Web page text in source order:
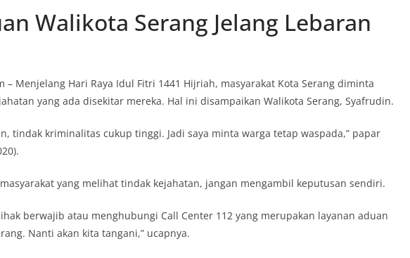
Walikota Serang Jelang Lebaran
– Menjelang Hari Raya Idul Fitri 1441 Hijriah, masyarakat Kota Serang diminta
yang ada disekitar mereka. Hal ini disampaikan Walikota Serang, Syafrudin.
tindak kriminalitas cukup tinggi. Jadi saya minta warga tetap waspada,” papar
yang melihat tindak kejahatan, jangan mengambil keputusan sendiri.
berwajib atau menghubungi Call Center 112 yang merupakan layanan aduan
Nanti akan kita tangani,” ucapnya.